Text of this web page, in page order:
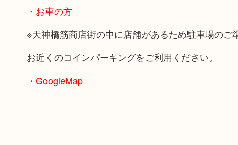
・お車の方
※天神橋筋商店街の中に店舗があるため駐車場のご
お近くのコインパーキングをご利用ください。
・GoogleMap